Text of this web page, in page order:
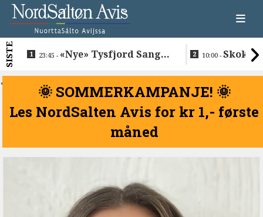
SISTE 23:45 - «Nye» Tysfjord Sang &
trommis
10:00 -
<
🌞 SOMMERKAMPANJE! 🌞
Les NordSalten Avis for kr 1,- første
måned